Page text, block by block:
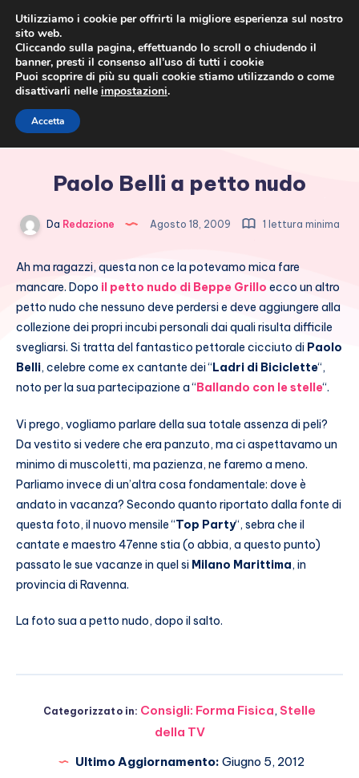
Paolo Belli a petto nudo
Da Redazione Agosto 18, 2009 1 lettura minima
Ah ma ragazzi, questa non ce la potevamo mica fare
mancare. Dopo il petto nudo di Beppe Grillo ecco un altro
petto nudo che nessuno deve perdersi e deve aggiungere alla
collezione dei propri incubi personali dai quali risulta difficile
svegliarsi. Si tratta del fantastico pettorale cicciuto di Paolo
Belli, celebre come ex cantante dei “Ladri di Biciclette“,
noto per la sua partecipazione a “Ballando con le stelle“.
Vi prego, vogliamo parlare della sua totale assenza di peli?
Da vestito si vedere che era panzuto, ma ci aspettavamo un
minimo di muscoletti, ma pazienza, ne faremo a meno.
Parliamo invece di un’altra cosa fondamentale: dove è
andato in vacanza? Secondo quanto riportato dalla fonte di
questa foto, il nuovo mensile “Top Party“, sebra che il
cantate e maestro 47enne stia (o abbia, a questo punto)
passato le sue vacanze in quel si Milano Marittima, in
provincia di Ravenna.
La foto sua a petto nudo, dopo il salto.
Categorizzato in: Consigli: Forma Fisica, Stelle
della TV
Ultimo Aggiornamento: Giugno 5, 2012
Utilizziamo i cookie per offrirti la migliore esperienza sul nostro
sito web.
Cliccando sulla pagina, effettuando lo scroll o chiudendo il
banner, presti il consenso all’uso di tutti i cookie
Puoi scoprire di più su quali cookie stiamo utilizzando o come
disattivarli nelle impostazioni.
Accetta